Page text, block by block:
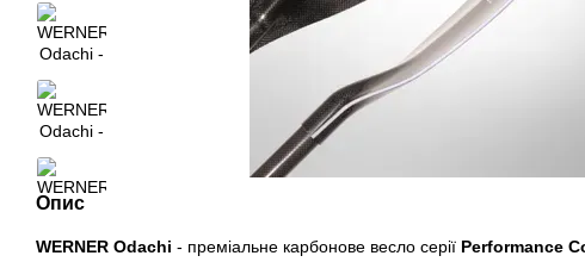
Опис
WERNER Odachi - преміальне карбонове весло серії Performance